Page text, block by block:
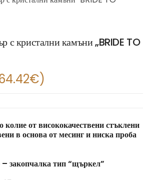
с кристални камъни „BRIDE TO
€)
колие от висококачествени стъклени
в основа от месинг и ниска проба
закопчалка тип “щъркел”